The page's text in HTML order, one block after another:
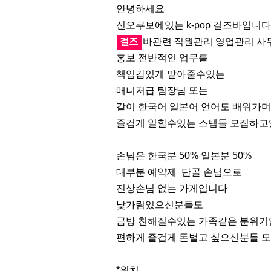
안녕하세요
신오쿠보에있는 k-pop 걸즈바입니
걸즈 바관련 직원관리 영업관리 사
홍보 전반적인 업무를
책임감있게 맡아줄수있는
매니저급 팀장님 또는
같이 한국어 일본어 언어도 배워가며
즐겁게 일할수있는 스탭들 모집하
손님은 한국분 50% 일본분 50%
대부분 예약제 단골 손님으로
진상손님 없는 가게입니다
낯가림있으신분들도
금방 친해질수있는 가족같은 분위기
편하게 즐겁게 돈벌고 싶으신분들